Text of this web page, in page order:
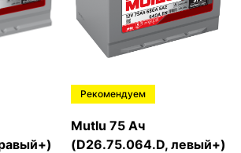
Рекомендуем
Mutlu 75 Ач
(D26.75.064.D, левый+)